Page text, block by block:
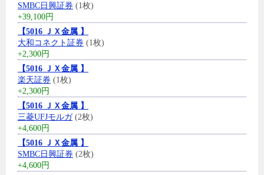
SMBC日興証券 (1枚)
+39,100円
【5016 ＪＸ金属 】
大和コネクト証券 (1枚)
+2,300円
【5016 ＪＸ金属 】
楽天証券 (1枚)
+2,300円
【5016 ＪＸ金属 】
三菱UFJモルガ(2枚)
+4,600円
【5016 ＪＸ金属 】
SMBC日興証券 (2枚)
+4,600円